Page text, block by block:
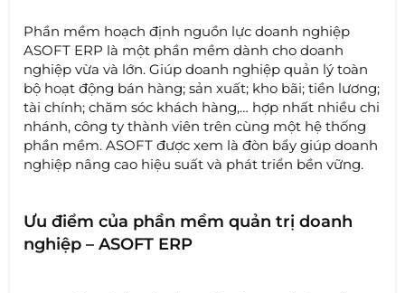
Phần mềm hoạch định nguồn lực doanh nghiệp
ASOFT ERP là một phần mềm dành cho doanh
nghiệp vừa và lớn. Giúp doanh nghiệp quản lý toàn
bộ hoạt động bán hàng; sản xuất; kho bãi; tiền lương;
tài chính; chăm sóc khách hàng,… hợp nhất nhiều chi
nhánh, công ty thành viên trên cùng một hệ thống
phần mềm. ASOFT được xem là đòn bẩy giúp doanh
nghiệp nâng cao hiệu suất và phát triển bền vững.
Ưu điểm của phần mềm quản trị doanh
nghiệp – ASOFT ERP